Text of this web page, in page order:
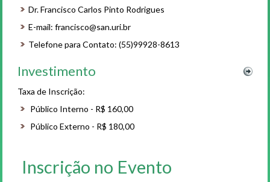
Dr. Francisco Carlos Pinto Rodrigues
E-mail: francisco@san.uri.br
Telefone para Contato: (55)99928-8613
Investimento
Taxa de Inscrição:
Público Interno - R$ 160,00
Público Externo - R$ 180,00
Inscrição no Evento